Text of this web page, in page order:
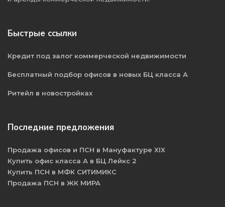
Быстрые ссылки
Кредит под залог коммерческой недвижимости
Бесплатный подбор офисов в новых БЦ класса А
Ритейл в новостройках
Последние предложения
Продажа офисов и ПСН в Мануфактуре XIX
Купить офис класса А в БЦ Лейкс 2
Купить ПСН в МФК СИТИМИКС
Продажа ПСН в ЖК МИРА